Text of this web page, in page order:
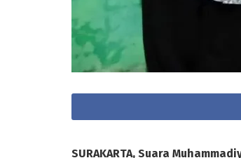
SURAKARTA, Suara